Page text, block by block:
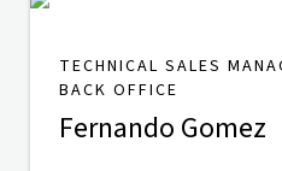
TECHNICAL SALES
BACK OFFICE
Fernando Gomez